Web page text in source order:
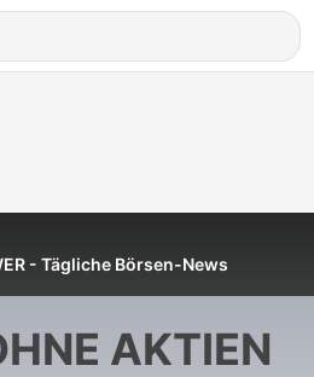
- Tägliche Börsen-News
AKTIEN